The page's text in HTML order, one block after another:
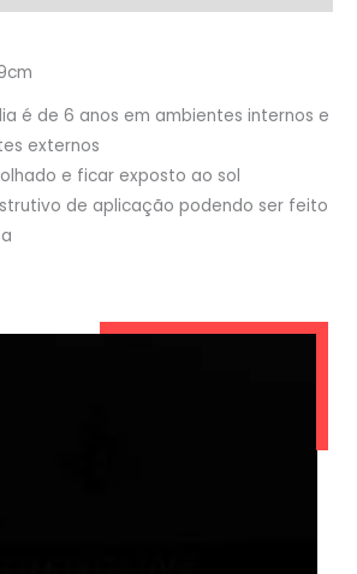
é de 6 anos em ambientes internos e
externos
e ficar exposto ao sol
de aplicação podendo ser feito